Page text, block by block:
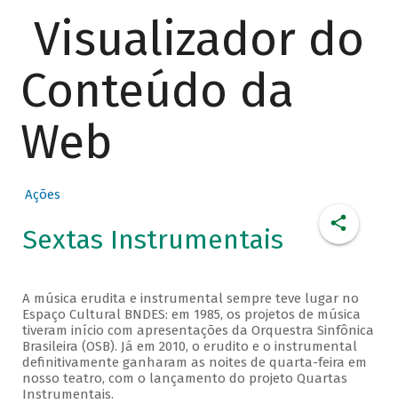
Visualizador do
Conteúdo da
Web
Ações
Sextas Instrumentais
A música erudita e instrumental sempre teve lugar no
Espaço Cultural BNDES: em 1985, os projetos de música
tiveram início com apresentações da Orquestra Sinfônica
Brasileira (OSB). Já em 2010, o erudito e o instrumental
definitivamente ganharam as noites de quarta-feira em
nosso teatro, com o lançamento do projeto Quartas
Instrumentais.